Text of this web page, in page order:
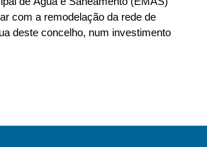
com a remodelação da rede de
deste concelho, num investimento